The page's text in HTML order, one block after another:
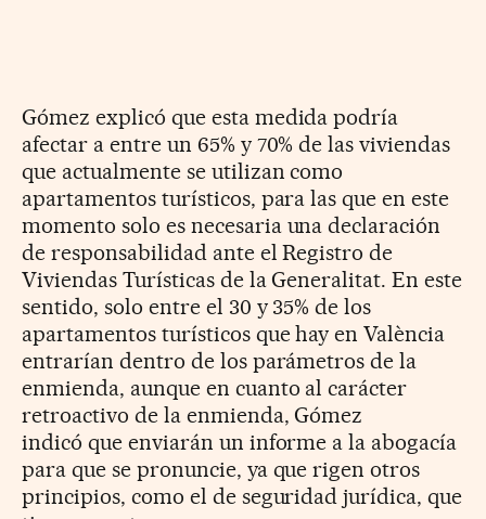
Gómez explicó que esta medida podría
afectar a entre un 65% y 70% de las viviendas
que actualmente se utilizan como
apartamentos turísticos, para las que en este
momento solo es necesaria una declaración
de responsabilidad ante el Registro de
Viviendas Turísticas de la Generalitat. En este
sentido, solo entre el 30 y 35% de los
apartamentos turísticos que hay en València
entrarían dentro de los parámetros de la
enmienda, aunque en cuanto al carácter
retroactivo de la enmienda, Gómez
indicó que enviarán un informe a la abogacía
para que se pronuncie, ya que rigenotros
principios, como el de seguridad jurídica, que